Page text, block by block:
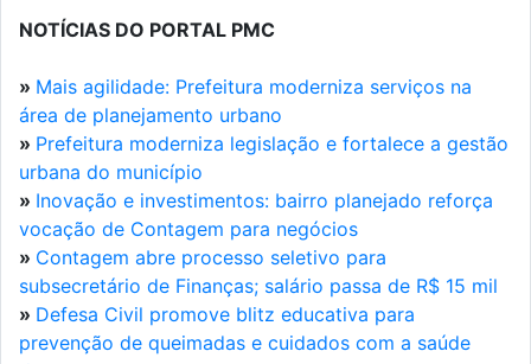
NOTÍCIAS DO PORTAL PMC
» Mais agilidade: Prefeitura moderniza serviços na
área de planejamento urbano
» Prefeitura moderniza legislação e fortalece a gestão
urbana do município
» Inovação e investimentos: bairro planejado reforça
vocação de Contagem para negócios
» Contagem abre processo seletivo para
subsecretário de Finanças; salário passa de R$ 15 mil
» Defesa Civil promove blitz educativa para
prevenção de queimadas e cuidados com a saúde